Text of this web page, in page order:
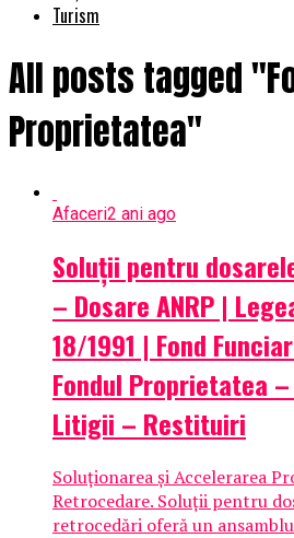
Turism
All posts tagged
Proprietatea"
Afaceri2 ani ago
Soluții pentru
– Dosare ANRP |
18/1991 | Fond
Fondul Proprietatea –
Litigii – Restituiri
Soluționarea și Accelerarea
Retrocedare. Soluții pentru
retrocedări oferă un